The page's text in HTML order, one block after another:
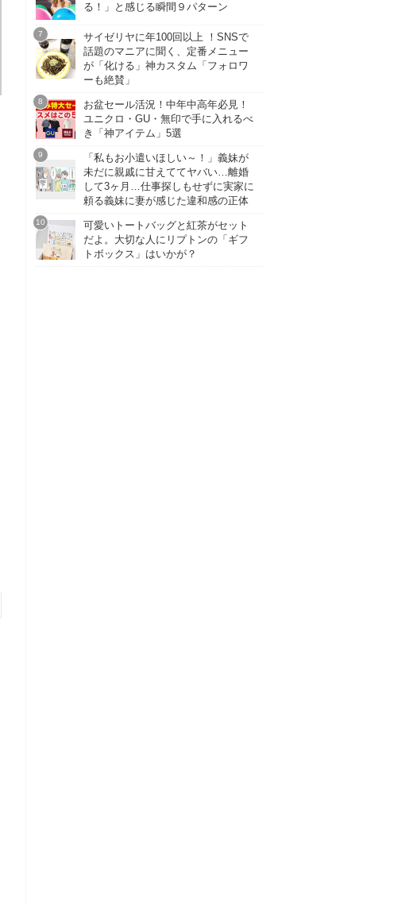
る！」と感じる瞬間９パターン
サイゼリヤに年100回以上 ！SNSで
話題のマニアに聞く、定番メニュー
が「化ける」神カスタム「フォロワ
ーも絶賛」
お盆セール活況！中年中高年必見！
ユニクロ・GU・無印で手に入れるべ
き「神アイテム」5選
「私もお小遣いほしい～！」義妹が
未だに親戚に甘えててヤバい…離婚
して3ヶ月…仕事探しもせずに実家に
頼る義妹に妻が感じた違和感の正体
可愛いトートバッグと紅茶がセット
だよ。大切な人にリプトンの「ギフ
トボックス」はいかが？